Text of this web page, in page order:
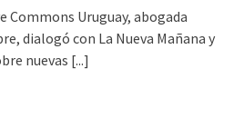
Commons Uruguay, abogada
dialogó con La Nueva Mañana y
nuevas [...]